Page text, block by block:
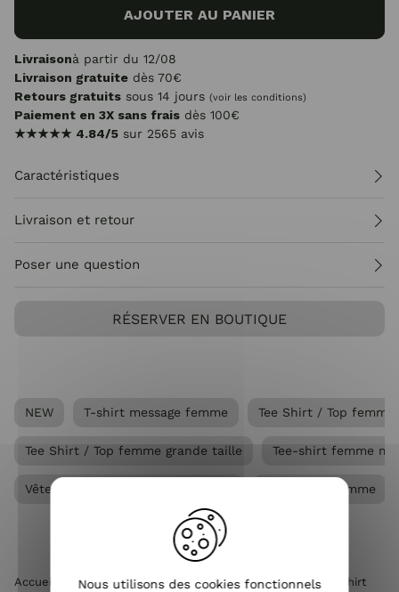
AJOUTER AU PANIER
Livraisonà partir du 12/08
Livraison gratuite dès 70€
Retours gratuits sous 14 jours (voir les conditions)
Paiement en 3X sans frais dès 100€
★★★★★ 4.84/5 sur 2565 avis
Caractéristiques
Livraison et retour
Poser une question
RÉSERVER EN BOUTIQUE
NEW T-shirt message femme Tee Shirt / Top femme
Tee Shirt / Top femme grande taille Tee-shirt femme
Vêtements Grandes tailles femme Vêtements femme
Accueil Vêtements femme >Tee Shirt / Top femme >
T-shirt
Nous utilisons des cookies fonctionnels